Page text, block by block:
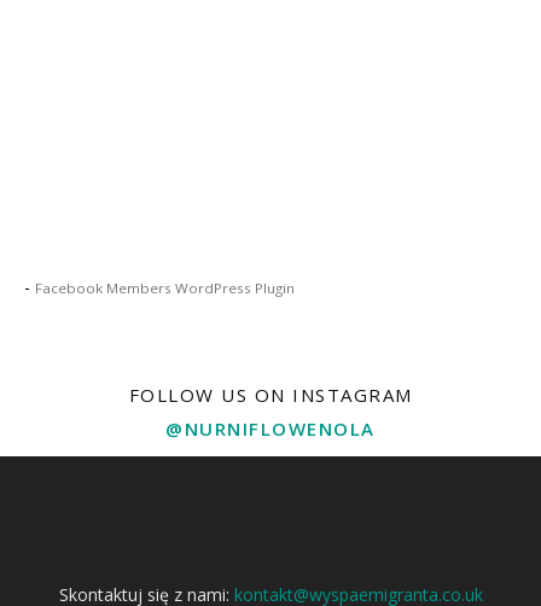
- Facebook Members WordPress Plugin
FOLLOW US ON INSTAGRAM
@NURNIFLOWENOLA
Skontaktuj się z nami: kontakt@wyspaemigranta.co.uk